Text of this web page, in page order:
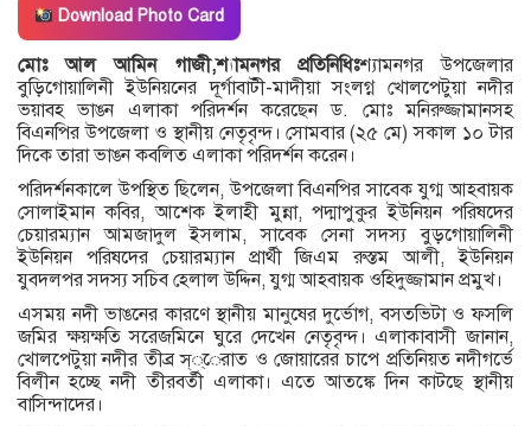
Download Photo Card
মোঃ আল আমিন গাজী,শ্যামনগর প্রতিনিধিঃশ্যামনগর উপজেলার
বুড়িগোয়ালিনী ইউনিয়নের দূর্গাবাটী-মাদীয়া সংলগ্ন খোলপেটুয়া নদীর
ভয়াবহ ভাঙন এলাকা পরিদর্শন করেছেন ড. মোঃ মনিরুজ্জামানসহ
বিএনপির উপজেলা ও স্থানীয় নেতৃবৃন্দ। সোমবার (২৫ মে) সকাল ১০ টার
দিকে তারা ভাঙন কবলিত এলাকা পরিদর্শন করেন।
পরিদর্শনকালে উপস্থিত ছিলেন, উপজেলা বিএনপির সাবেক যুগ্ম আহবায়ক
সোলাইমান কবির, আশেক ইলাহী মুন্না, পদ্মাপুকুর ইউনিয়ন পরিষদের
চেয়ারম্যান আমজাদুল ইসলাম, সাবেক সেনা সদস্য বুড়গোয়ালিনী
ইউনিয়ন পরিষদের চেয়ারম্যান প্রার্থী জিএম রুস্তম আলী, ইউনিয়ন
যুবদলপর সদস্য সচিব হেলাল উদ্দিন, যুগ্ম আহবায়ক ওহিদুজ্জামান প্রমুখ।
এসময় নদী ভাঙনের কারণে স্থানীয় মানুষের দুর্ভোগ, বসতভিটা ও ফসলি
জমির ক্ষয়ক্ষতি সরেজমিনে ঘুরে দেখেন নেতৃবৃন্দ। এলাকাবাসী জানান,
খোলপেটুয়া নদীর তীব্র স্্েরাত ও জোয়ারের চাপে প্রতিনিয়ত নদীগর্ভে
বিলীন হচ্ছে নদী তীরবর্তী এলাকা। এতে আতঙ্কে দিন কাটছে স্থানীয়
বাসিন্দাদের।